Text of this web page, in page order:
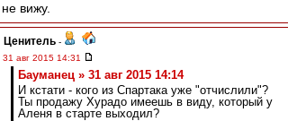
не вижу.
Ценитель -
31 авг 2015 14:31
Бауманец » 31 авг 2015 14:14
И кстати - кого из Спартака уже "отчислили"?
Ты продажу Хурадо имеешь в виду, который у
Аленя в старте выходил?